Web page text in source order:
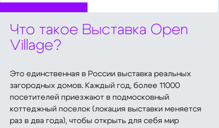
Что такое Выставка Open
Village?
Это единственная в России выставка реальных
загородных домов. Каждый год, более 11000
посетителей приезжают в подмосковный
коттеджный поселок (локация выставки меняется
раз в два года), чтобы открыть для себя мир